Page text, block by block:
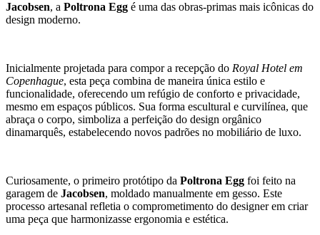
Jacobsen, a Poltrona Egg é uma das obras-primas mais icônicas do
design moderno.
Inicialmente projetada para compor a recepção do Royal Hotel em
Copenhague, esta peça combina de maneira única estilo e
funcionalidade, oferecendo um refúgio de conforto e privacidade,
mesmo em espaços públicos. Sua forma escultural e curvilínea, que
abraça o corpo, simboliza a perfeição do design orgânico
dinamarquês, estabelecendo novos padrões no mobiliário de luxo.
Curiosamente, o primeiro protótipo da Poltrona Egg foi feito na
garagem de Jacobsen, moldado manualmente em gesso. Este
processo artesanal refletia o comprometimento do designer em criar
uma peça que harmonizasse ergonomia e estética.